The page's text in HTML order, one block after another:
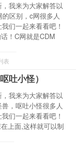
我来为大家解答以
区别，c网很多人
们一起来看看吧！
！C网就是CDM
表
吐小怪）
我来为大家解答以
，呕吐小怪很多人
们一起来看看吧！
上面,这样就可以制